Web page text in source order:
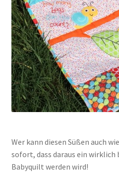
Wer kann diesen Süßen auch
sofort, dass daraus ein wirklich
Babyquilt werden wird!